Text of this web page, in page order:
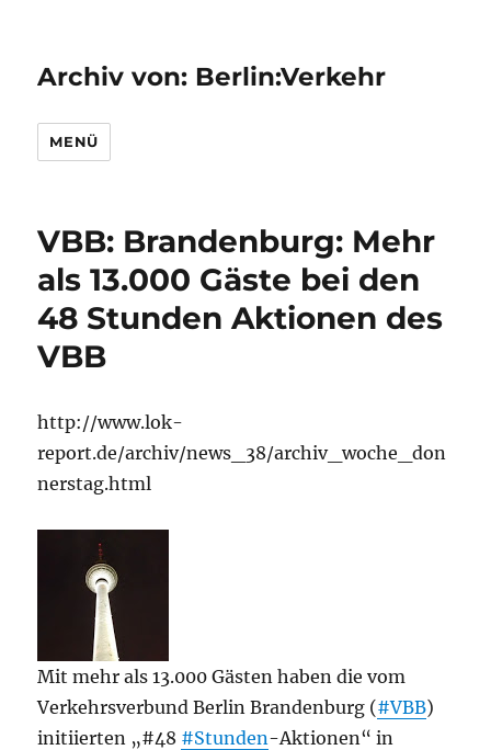
Archiv von: Berlin:Verkehr
MENÜ
VBB: Brandenburg: Mehr
als 13.000 Gäste bei den
48 Stunden Aktionen des
VBB
http://www.lok-
report.de/archiv/news_38/archiv_woche_don
nerstag.html
Mit mehr als 13.000 Gästen haben die vom
Verkehrsverbund Berlin Brandenburg (#VBB)
initiierten „#48 #Stunden-Aktionen“ in